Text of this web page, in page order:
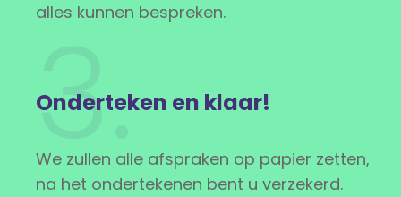
alles kunnen bespreken.
3.
Onderteken en klaar!
We zullen alle afspraken op papier zetten,
na het ondertekenen bent u verzekerd.